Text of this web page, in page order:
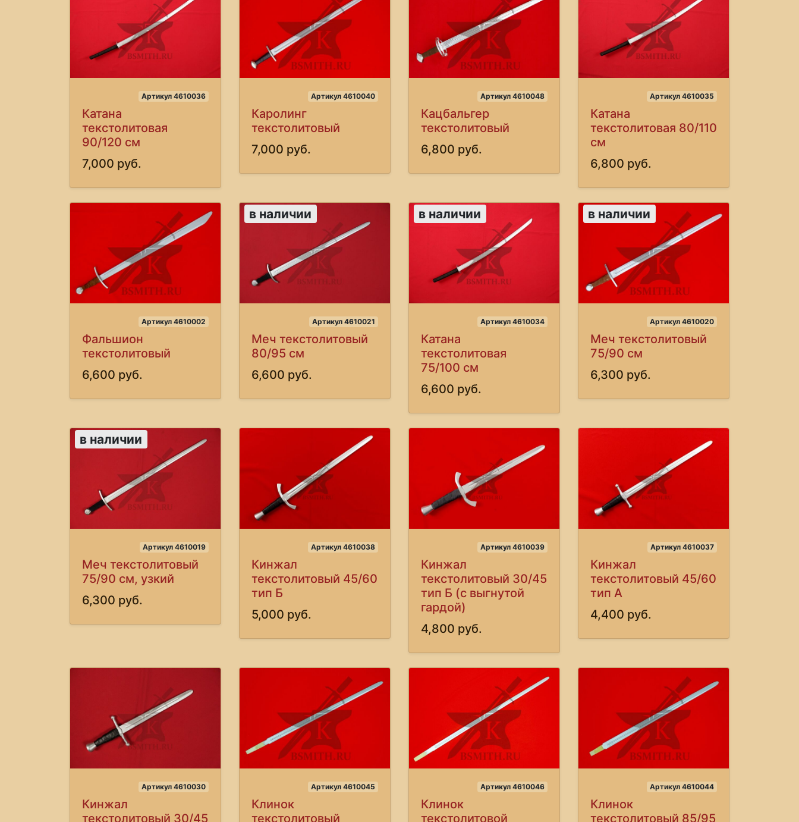
Артикул 4610036
Катана
текстолитовая
90/120 см
7,000 руб.
Артикул 4610040
Каролинг
текстолитовый
7,000 руб.
Артикул 4610048
Кацбальгер
текстолитовый
6,800 руб.
Артикул 4610035
Катана
текстолитовая 80/110
см
6,800 руб.
Артикул 4610002
Фальшион
текстолитовый
6,600 руб.
в наличии
Артикул 4610021
Меч текстолитовый
80/95 см
6,600 руб.
в наличии
Артикул 4610034
Катана
текстолитовая
75/100 см
6,600 руб.
в наличии
Артикул 4610020
Меч текстолитовый
75/90 см
6,300 руб.
в наличии
Артикул 4610019
Меч текстолитовый
75/90 см, узкий
6,300 руб.
Артикул 4610038
Кинжал
текстолитовый 45/60
тип Б
5,000 руб.
Артикул 4610039
Кинжал
текстолитовый 30/45
тип Б (с выгнутой
гардой)
4,800 руб.
Артикул 4610037
Кинжал
текстолитовый 45/60
тип А
4,400 руб.
Артикул 4610030
Кинжал
текстолитовый 30/45
Артикул 4610045
Клинок
текстолитовый
Артикул 4610046
Клинок
текстолитовой
Артикул 4610044
Клинок
текстолитовый 85/95